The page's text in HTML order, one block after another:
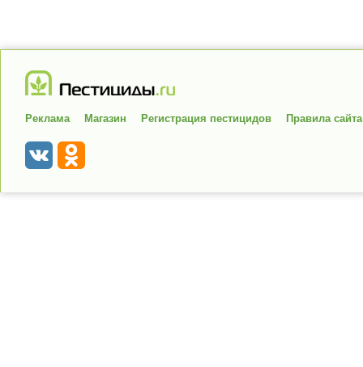
Реклама Магазин Регистрация пестицидов Правила сайта